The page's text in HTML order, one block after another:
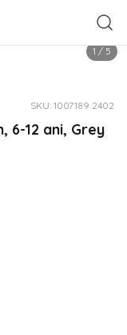
1 / 5
SKU: 1007189 2402
6-12 ani, Grey